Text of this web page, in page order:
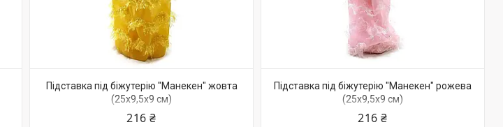
Підставка під біжутерію "Манекен" жовта
(25х9,5х9 см)
216 ₴
Підставка під біжутерію "Манекен" рожева
(25х9,5х9 см)
216 ₴